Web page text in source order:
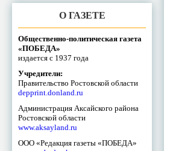
О ГАЗЕТЕ
Общественно-политическая газета
«ПОБЕДА»
издается с 1937 года
Учредители:
Правительство Ростовской области
depprint.donland.ru
Администрация Аксайского района
Ростовской области
www.aksayland.ru
ООО «Редакция газеты «ПОБЕДА»